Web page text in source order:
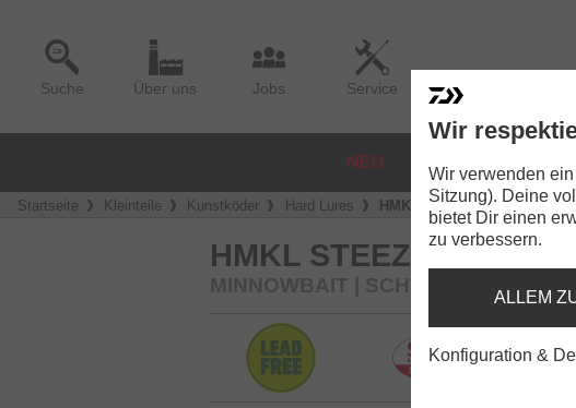
Suche Über uns Jobs Service
NEU
Startseite Kleinteile Kunstköder Hard Lures HMKL Steez Custom | 137SP
HMKL STEEZ CUSTOM |
MINNOWBAIT | SCHWEBEND
Wir
Wir verwenden
Sitzung). Deine
bietet Dir einen
zu verbessern.
ALLEM
Konfiguration &